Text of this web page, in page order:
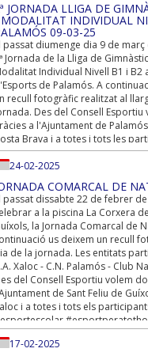
JORNADA LLIGA DE
INDIVIDUAL
09-03-25
passat diumenge dia 9 de
Jornada de la Lliga de
Individual Nivell B1 i B2
de Palamós. A
recull fotogràfic realitzat al
Des del Consell
a l'Ajuntament de
Brava i a totes i tots les
#
#
24-02-2025
COMARCAL DE
passat dissabte 22 de febrer de
a la piscina La Corxera
la Jornada Comarcal de
us deixem un recull
de la jornada. Les entitats
Xaloc - C.N. Palamós - Club
del Consell Esportiu volem
de Sant Feliu de
i a totes i tots els
17-02-2025